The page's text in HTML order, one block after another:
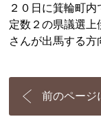
２０日に箕輪町内
定数２の県議選上
さんが出馬する方
前のページ